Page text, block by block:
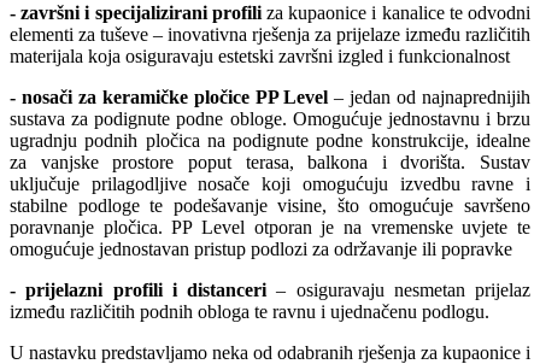
‐ završni i specijalizirani profili za kupaonice i kanalice te odvodni
elementi za tuševe – inovativna rješenja za prijelaze između različitih
materijala koja osiguravaju estetski završni izgled i funkcionalnost
‐ nosači za keramičke pločice PP Level – jedan od najnaprednijih
sustava za podignute podne obloge. Omogućuje jednostavnu i brzu
ugradnju podnih pločica na podignute podne konstrukcije, idealne
za vanjske prostore poput terasa, balkona i dvorišta. Sustav
uključuje prilagodljive nosače koji omogućuju izvedbu ravne i
stabilne podloge te podešavanje visine, što omogućuje savršeno
poravnanje pločica. PP Level otporan je na vremenske uvjete te
omogućuje jednostavan pristup podlozi za održavanje ili popravke
‐ prijelazni profili i distanceri – osiguravaju nesmetan prijelaz
između različitih podnih obloga te ravnu i ujednačenu podlogu.
U nastavku predstavljamo neka od odabranih rješenja za kupaonice i